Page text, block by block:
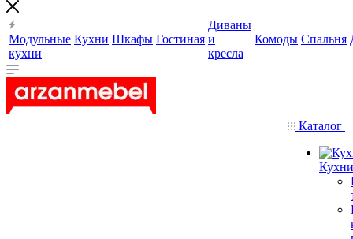
Модульные
кухни
Кухни Шкафы Гостиная
Диваны
и
кресла
Комоды Спальня
Каталог
Кухни